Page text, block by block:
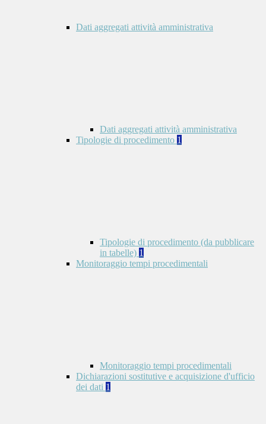
Dati aggregati attività amministrativa
Dati aggregati attività amministrativa
Tipologie di procedimento 1
Tipologie di procedimento (da pubblicare
in tabelle) 1
Monitoraggio tempi procedimentali
Monitoraggio tempi procedimentali
Dichiarazioni sostitutive e acquisizione d'ufficio
dei dati 1